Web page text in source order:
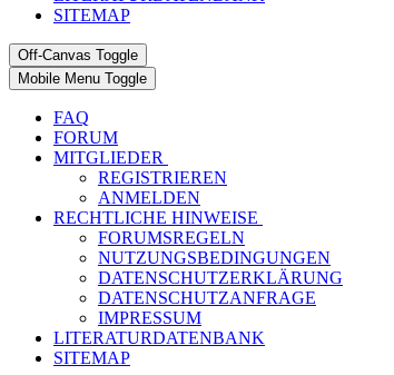
SITEMAP
Off-Canvas Toggle
Mobile Menu Toggle
FAQ
FORUM
MITGLIEDER
REGISTRIEREN
ANMELDEN
RECHTLICHE HINWEISE
FORUMSREGELN
NUTZUNGSBEDINGUNGEN
DATENSCHUTZERKLÄRUNG
DATENSCHUTZANFRAGE
IMPRESSUM
LITERATURDATENBANK
SITEMAP